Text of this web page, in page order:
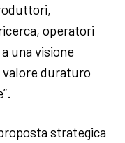
operatori
una visione
valore duraturo
strategica